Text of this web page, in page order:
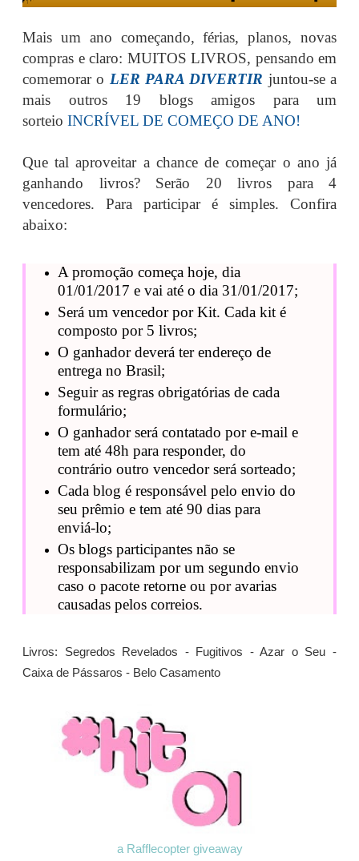
Mais um ano começando, férias, planos, novas
compras e claro: MUITOS LIVROS, pensando em
comemorar o LER PARA DIVERTIR juntou-se a
mais outros 19 blogs amigos para um
sorteio INCRÍVEL DE COMEÇO DE ANO!
Que tal aproveitar a chance de começar o ano já
ganhando livros? Serão 20 livros para 4
vencedores. Para participar é simples. Confira
abaixo:
A promoção começa hoje, dia
01/01/2017 e vai até o dia 31/01/2017;
Será um vencedor por Kit. Cada kit é
composto por 5 livros;
O ganhador deverá ter endereço de
entrega no Brasil;
Seguir as regras obrigatórias de cada
formulário;
O ganhador será contatado por e-mail e
tem até 48h para responder, do
contrário outro vencedor será sorteado;
Cada blog é responsável pelo envio do
seu prêmio e tem até 90 dias para
enviá-lo;
Os blogs participantes não se
responsabilizam por um segundo envio
caso o pacote retorne ou por avarias
causadas pelos correios.
Livros: Segredos Revelados - Fugitivos - Azar o Seu -
Caixa de Pássaros - Belo Casamento
a Rafflecopter giveaway